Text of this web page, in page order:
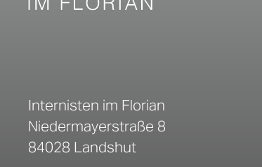
Internisten im Florian
Niedermayerstraße 8
84028 Landshut